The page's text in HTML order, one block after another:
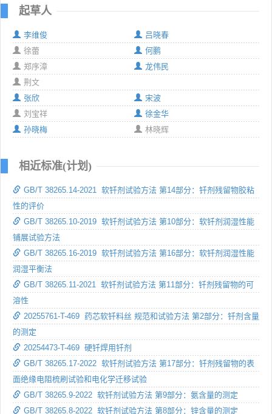
起草人
李维俊
吕晓春
徐蕾
何鹏
郑序漳
龙伟民
荆文
张欣
宋波
刘宝祥
徐金华
孙晓梅
林晓辉
相近标准(计划)
GB/T 38265.14-2021 软钎剂试验方法 第14部分：钎剂残留物胶粘
性的评价
GB/T 38265.10-2019 软钎剂试验方法 第10部分：软钎剂润湿性能
铺展试验方法
GB/T 38265.16-2019 软钎剂试验方法 第16部分：软钎剂润湿性能
润湿平衡法
GB/T 38265.11-2021 软钎剂试验方法 第11部分：钎剂残留物的可
溶性
20255761-T-469 药芯软钎料丝 规范和试验方法 第2部分：钎剂含量
的测定
20254473-T-469 硬钎焊用钎剂
GB/T 38265.17-2022 软钎剂试验方法 第17部分：钎剂残留物的表
面绝缘电阻梳刷试验和电化学迁移试验
GB/T 38265.9-2022 软钎剂试验方法 第9部分：氨含量的测定
GB/T 38265.8-2022 软钎剂试验方法 第8部分：锌含量的测定